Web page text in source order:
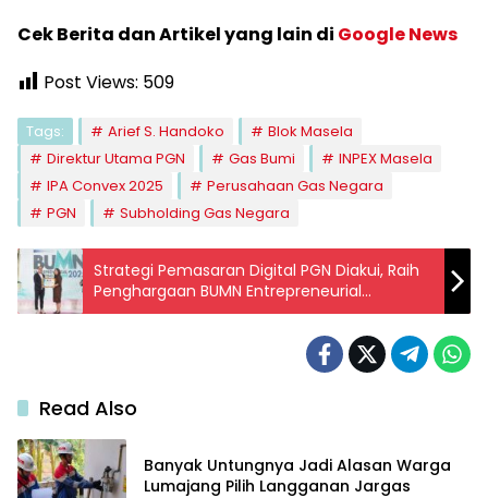
Cek Berita dan Artikel yang lain di Google News
Post Views: 509
Tags: Arief S. Handoko
Blok Masela
Direktur Utama PGN
Gas Bumi
INPEX Masela
IPA Convex 2025
Perusahaan Gas Negara
PGN
Subholding Gas Negara
Strategi Pemasaran Digital PGN Diakui, Raih
Penghargaan BUMN Entrepreneurial
Marketing Awards 2025
Read Also
Banyak Untungnya Jadi Alasan Warga
Lumajang Pilih Langganan Jargas